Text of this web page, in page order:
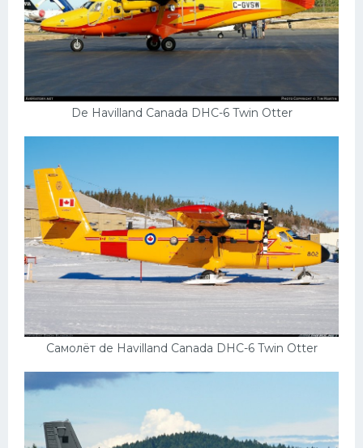
De Havilland Canada DHC-6 Twin Otter
Самолёт de Havilland Canada DHC-6 Twin Otter